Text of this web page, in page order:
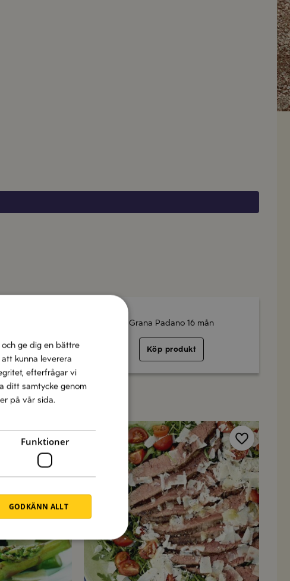
Grana Padano 16 mån
Köp produkt
Spara Spara
ge dig en bättre
kunna leverera
efterfrågar vi
ditt samtycke genom
på vår sida.
Funktioner
GODKÄNN ALLT